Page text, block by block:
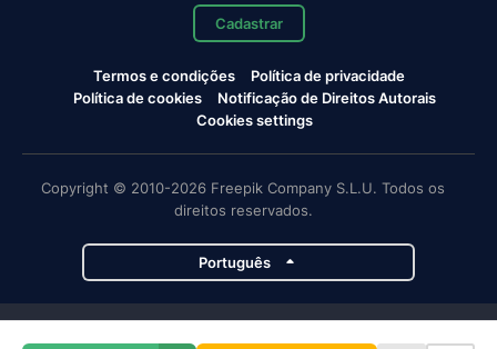
Cadastrar
Termos e condições
Política de privacidade
Política de cookies
Notificação de Direitos Autorais
Cookies settings
Copyright © 2010-2026 Freepik Company S.L.U. Todos os
direitos reservados.
Português